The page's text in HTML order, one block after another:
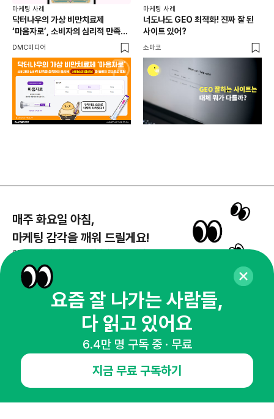
마케팅 사례
닥터나우의 가상 비만치료제
‘마음자로’, 소비자의 심리적 만족을
충족하는 동시에 서비스의 접근성을
DMC미디어
마케팅 사례
너도나도 GEO 최적화! 진짜 잘 된
사이트 있어?
소마코
매주 화요일 아침,
마케팅 감각을 깨워 드릴게요!
65,043명의 마케터를 성장시키는 뉴스레터
뉴스레터 구독하기
공지사항 제휴문의
인사이터 신청
뉴스레터
광고안내
요즘 잘 나가는 사람들,
다 읽고 있어요
6.4만 명 구독 중 · 무료
지금 무료 구독하기